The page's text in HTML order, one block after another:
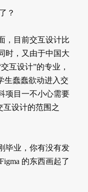
？
，目前交互设计比
时，又由于中国大
互设计”的专业，
生蠢蠢欲动进入交
项目一不小心需要
互设计的范围之
毕业，你有没有发
的东西画起了